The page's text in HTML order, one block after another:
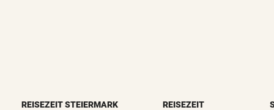
REISEZEIT STEIERMARK REISEZEIT